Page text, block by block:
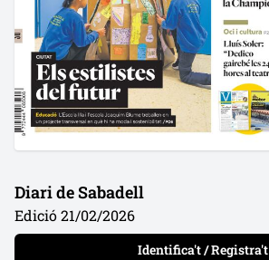
Diari de Sabadell
Edició 21/02/2026
Identifica't / Registra't